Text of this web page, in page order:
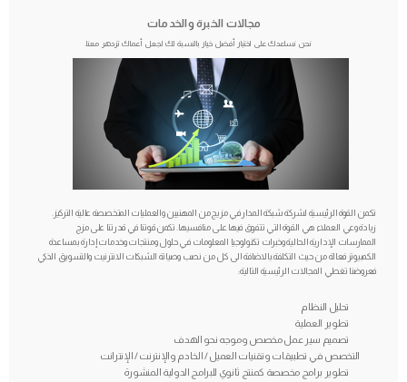
تكمن القوة الرئيسية لشركة شبكة المدار في مزيج من المهنيين والعمليات المتخصصة عالية التركيز.
زيادة وعي العملاء هي القوة التي تتفوق فيها على منافسيها. تكمن قوتنا في قدرتنا على مزج
الممارسات الإدارية الحالية وخبرات تكنولوجيا المعلومات في حلول ومنتجات وخدمات إدارة بمساعدة
الكمبيوتر فعالة من حيث التكلفة.بالاضافة الى كل من نصب وصيانة الشبكات الانترنيت والتسويق الذكي
فعروضنا تغطي المجالات الرئيسية التالية:
نحن نساعدك على اختيار أفضل خيار بالنسبة لك لجعل أعماك تزدهر معنا.
مجالات الخبرة والخدمات
تحليل النظام
تطوير العملية
تصميم سير عمل مخصص وموجه نحو الهدف
التخصص في تطبيقات وتقنيات العميل / الخادم والإنترنت / الإنترانت
تطوير برامج مخصصة كمنتج ثانوي للبرامج الدولية المنشورة